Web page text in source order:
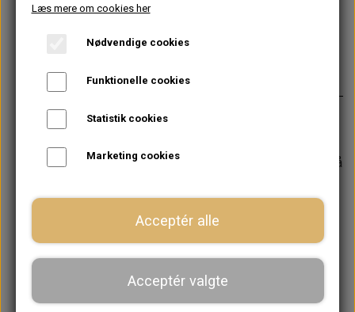
VANDPOLERINGPå lager
Bag
392,80 kr.
Varenummer: 8B12401
Husk klips
Forventet leveringstid:
Varen er på
−
LÆG I KURV
Læs mere om cookies her
Nødvendige cookies
Funktionelle cookies
Statistik cookies
Marketing cookies
Acceptér alle
Acceptér valgte